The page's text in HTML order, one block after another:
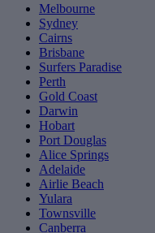
Melbourne
Sydney
Cairns
Brisbane
Surfers Paradise
Perth
Gold Coast
Darwin
Hobart
Port Douglas
Alice Springs
Adelaide
Airlie Beach
Yulara
Townsville
Canberra